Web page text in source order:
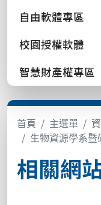
自由軟體專區
校園授權軟體
智慧財產權專區
首頁 主選單
生物資源學系暨
相關網